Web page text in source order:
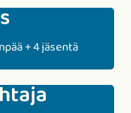
+ 4 jäsentä